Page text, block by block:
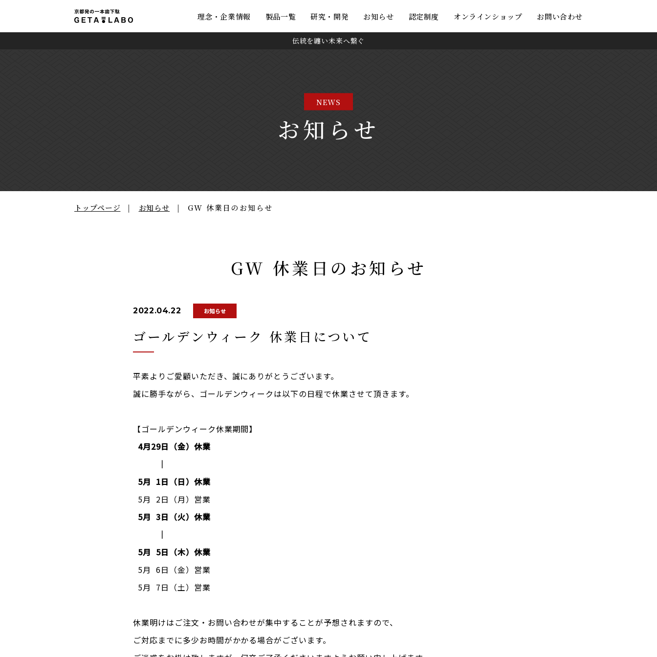
理念・企業情報 製品一覧 研究・開発 お知らせ 認定制度 オンラインショップ お問い合わせ
伝統を纏い未来へ繋ぐ
NEWS
お知らせ
トップページ お知らせ GW 休業日のお知らせ
GW 休業日のお知らせ
2022.04.22 お知らせ
ゴールデンウィーク 休業日について
平素よりご愛顧いただき、誠にありがとうございます。
誠に勝手ながら、ゴールデンウィークは以下の日程で休業させて頂きます。
【ゴールデンウィーク休業期間】
4月29日（金）休業
｜
5月 1日（日）休業
5月 2日（月）営業
5月 3日（火）休業
｜
5月 5日（木）休業
5月 6日（金）営業
5月 7日（土）営業
休業明けはご注文・お問い合わせが集中することが予想されますので、
ご対応までに多少お時間がかかる場合がございます。